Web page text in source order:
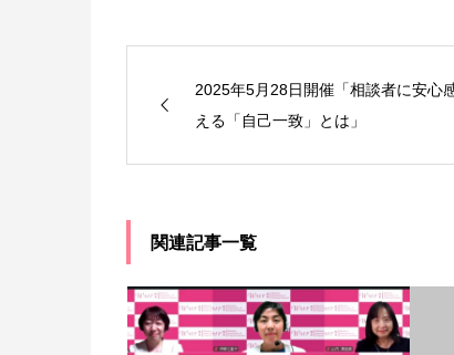
2025年5月28日開催「相談者に安心
える「自己一致」とは」
関連記事一覧